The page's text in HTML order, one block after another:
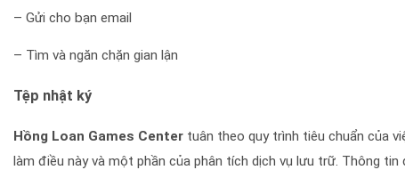
– Gửi cho bạn email
– Tìm và ngăn chặn gian lận
Tệp nhật ký
Hồng Loan Games Center tuân theo quy trình tiêu chuẩn của
làm điều này và một phần của phân tích dịch vụ lưu trữ. Thông